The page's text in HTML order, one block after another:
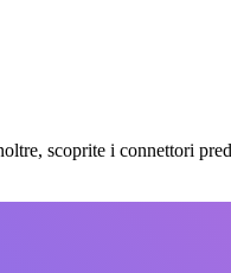
scoprite i connettori